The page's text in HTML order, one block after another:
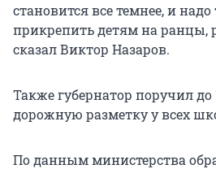
становится все темнее, и
прикрепить детям на ранцы,
сказал Виктор Назаров.
Также губернатор поручил до
дорожную разметку у всех
По данным министерства